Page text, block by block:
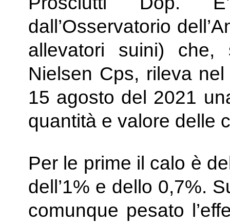
dall’Osservatorio
allevatori suini)
Nielsen Cps, rileva
15 agosto del 2021
quantità e valore delle
Per le prime il calo è
dell’1% e dello 0,7%.
comunque pesato